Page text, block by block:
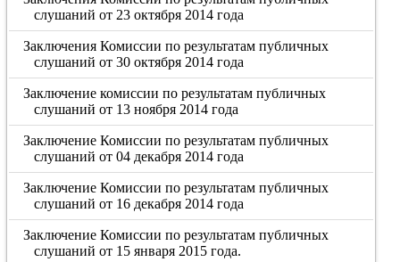
слушаний от 23 октября 2014 года
Заключения Комиссии по результатам публичных
слушаний от 30 октября 2014 года
Заключение комиссии по результатам публичных
слушаний от 13 ноября 2014 года
Заключение Комиссии по результатам публичных
слушаний от 04 декабря 2014 года
Заключение Комиссии по результатам публичных
слушаний от 16 декабря 2014 года
Заключение Комиссии по результатам публичных
слушаний от 15 января 2015 года.